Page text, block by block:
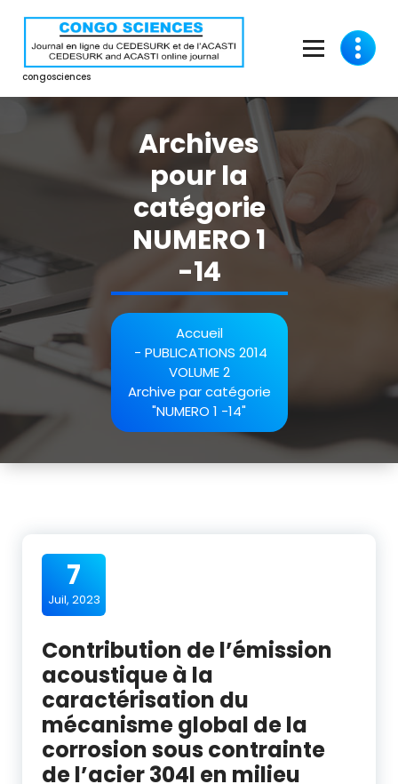
contenu
congosciences
Archives
pour la
catégorie
NUMERO 1
-14
Accueil
- PUBLICATIONS 2014
VOLUME 2
Archive par catégorie
"NUMERO 1 -14"
7
Juil, 2023
Contribution de l’émission
acoustique à la
caractérisation du
mécanisme global de la
corrosion sous contrainte
de l’acier 304l en milieu